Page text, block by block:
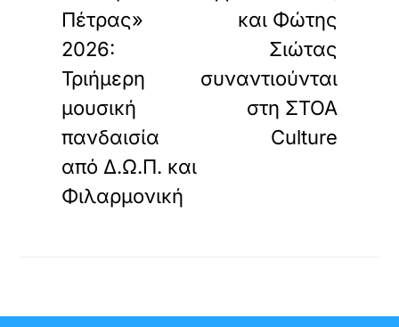
Πέτρας»
2026:
Τριήμερη
μουσική
πανδαισία
από Δ.Ω.Π. και
Φιλαρμονική
και Φώτης
Σιώτας
συναντιούνται
στη ΣΤΟΑ
Culture